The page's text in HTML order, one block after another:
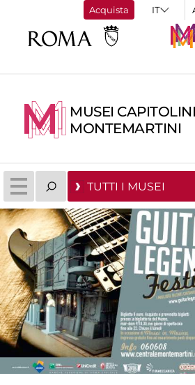
Acquista
MUSEI
MONTEMARTINI
TUTTI I MUSEI